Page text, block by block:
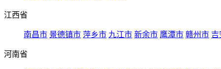
江西省
南昌市 景德镇市 萍乡市 九江市 新余市 鹰潭市 赣州市 吉
河南省